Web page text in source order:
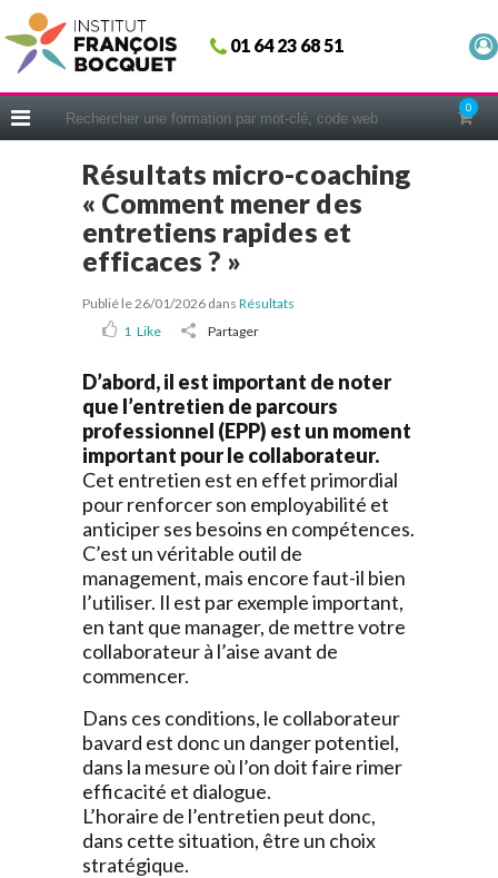
01 64 23 68 51
0
Fermer
ACCUEIL
CERIFICATIONS
INTRAS | SUR-MESURE
COACHING
EN PRATIQUE
CONSEILS MICRO-COACHING
WEBINAIRES
QUESTIONNAIRE GRATUIT
Résultats micro-coaching
« Comment mener des
entretiens rapides et
efficaces ? »
Publié le 26/01/2026 dans Résultats
1 Like Partager
D’abord, il est important de noter
que l’entretien de parcours
professionnel (EPP) est un moment
important pour le collaborateur.
Cet entretien est en effet primordial
pour renforcer son employabilité et
anticiper ses besoins en compétences.
C’est un véritable outil de
management, mais encore faut-il bien
l’utiliser. Il est par exemple important,
en tant que manager, de mettre votre
collaborateur à l’aise avant de
commencer.
Dans ces conditions, le collaborateur
bavard est donc un danger potentiel,
dans la mesure où l’on doit faire rimer
efficacité et dialogue.
L’horaire de l’entretien peut donc,
dans cette situation, être un choix
stratégique.